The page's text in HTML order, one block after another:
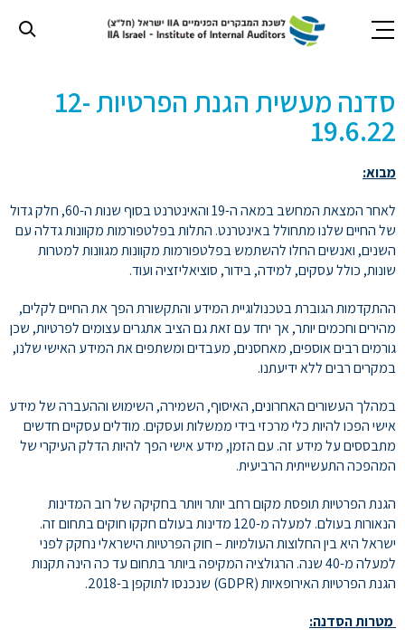
דף
אינטרנט,
אנטר
לעבור
לאזור
תוכן
מרכזי
סדנה
מעשית
הגנת
הפרטיות
12-
19.6.22
IIA
ישראל
לשכת
המבקרים
הפנימיים
סדנה מעשית הגנת הפרטיות 12-
19.6.22
מבוא:
לאחר המצאת המחשב במאה ה-19 והאינטרנט בסוף שנות ה-60, חלק גדול
של החיים שלנו מתחולל באינטרנט. התלות בפלטפורמות מקוונות גדלה עם
השנים, ואנשים החלו להשתמש בפלטפורמות מקוונות מגוונות למטרות
שונות, כולל עסקים, למידה, בידור, סוציאליזציה ועוד.
ההתקדמות הגוברת בטכנולוגיית המידע והתקשורת הפך את החיים לקלים,
מהירים וחכמים יותר, אך יחד עם זאת גם הציב אתגרים עצומים לפרטיות, שכן
גורמים רבים אוספים, מאחסנים, מעבדים ומשתפים את המידע האישי שלנו,
במקרים רבים ללא ידיעתנו.
במהלך העשורים האחרונים, האיסוף, השמירה, השימוש וההעברה של מידע
אישי הפכו להיות כלי מרכזי בידי ממשלות ועסקים. מודלים עסקיים חדשים
מתבססים על מידע זה. עם הזמן, מידע אישי הפך להיות הדלק העיקרי של
המהפכה התעשייתית הרביעית.
הגנת הפרטיות תופסת מקום רחב יותר ויותר בחקיקה של רוב המדינות
הנאורות בעולם. למעלה מ-120 מדינות בעולם חקקו חוקים בתחום זה.
ישראל היא בין החלוצות העולמיות – חוק הפרטיות הישראלי נחקק לפני
למעלה מ-40 שנה. הרגולציה המקיפה ביותר בתחום עד כה הינה תקנות
הגנת הפרטיות האירופאיות (GDPR) שנכנסו לתוקפן ב-2018.
מטרות הסדנה: